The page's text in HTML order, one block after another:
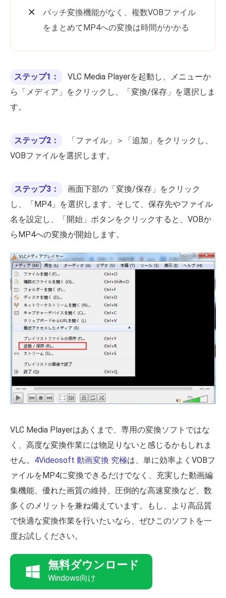
バッチ変換機能がなく、複数VOBファイル
をまとめてMP4への変換は時間がかかる
ステップ1：
VLC Media Playerを起動し、メニューか
ら「メディア」をクリックし、「変換/保存」を選択しま
す。
ステップ2：
「ファイル」＞「追加」をクリックし、
VOBファイルを選択します。
ステップ3：
画面下部の「変換/保存」をクリック
し、「MP4」を選択します。そして、保存先やファイル
名を設定し、「開始」ボタンをクリックすると、VOBか
らMP4への変換が開始します。
VLC Media Playerはあくまで、専用の変換ソフトではな
く、高度な変換作業には物足りないと感じるかもしれま
せん。 4Videosoft 動画変換 究極は、単に効率よくVOBフ
ァイルをMP4に変換できるだけでなく、充実した動画編
集機能、優れた画質の維持、圧倒的な高速変換など、数
多くのメリットを兼ね備えています。もし、より高品質
で快適な変換作業を行いたいなら、ぜひこのソフトを一
度お試しください。
無料ダウンロード
Windows向け